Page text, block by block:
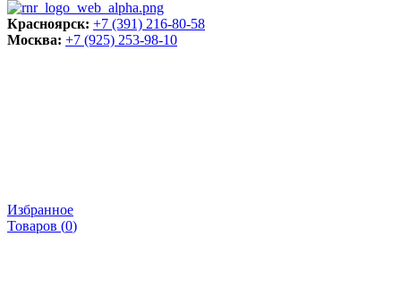
Красноярск: +7 (391) 216-80-58
Москва: +7 (925) 253-98-10
Избранное
Товаров (0)